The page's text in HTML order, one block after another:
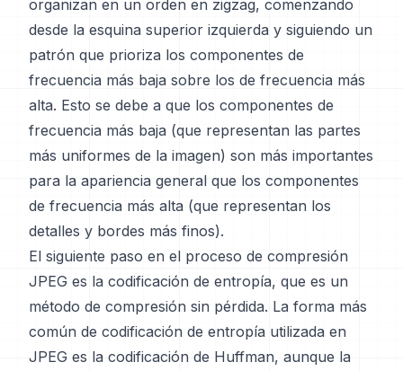
organizan en un orden en zigzag, comenzando
desde la esquina superior izquierda y siguiendo un
patrón que prioriza los componentes de
frecuencia más baja sobre los de frecuencia más
alta. Esto se debe a que los componentes de
frecuencia más baja (que representan las partes
más uniformes de la imagen) son más importantes
para la apariencia general que los componentes
de frecuencia más alta (que representan los
detalles y bordes más finos).
El siguiente paso en el proceso de compresión
JPEG es la codificación de entropía, que es un
método de compresión sin pérdida. La forma más
común de codificación de entropía utilizada en
JPEG es la codificación de Huffman, aunque la